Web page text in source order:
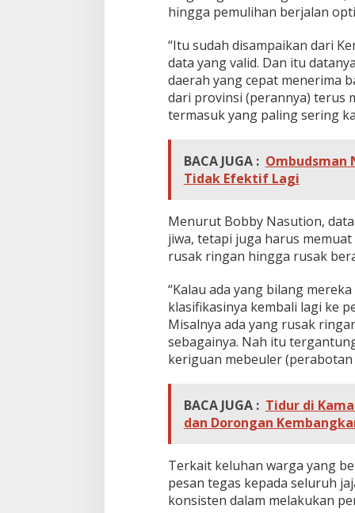
n
k
n
V
a
l
i
d
a
s
t
a
i
a
p
t
n
g
hingga pemulihan berjalan
“Itu sudah disampaikan dari
data yang valid. Dan itu
daerah yang cepat menerima
dari provinsi (perannya) terus
termasuk yang paling sering
BACA JUGA : Ombudsman
Tidak Efektif Lagi
Menurut Bobby Nasution,
jiwa, tetapi juga harus
rusak ringan hingga rusak
“Kalau ada yang bilang
klasifikasinya kembali lagi ke
Misalnya ada yang rusak
sebagainya. Nah itu
keriguan mebeuler (perabotan
BACA JUGA : Tidur di
dan Dorongan
Terkait keluhan warga yang
pesan tegas kepada seluruh
konsisten dalam melakukan